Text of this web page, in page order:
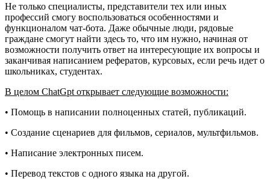
Не только специалисты, представители тех или иных
профессий смогу воспользоваться особенностями и
функционалом чат-бота. Даже обычные люди, рядовые
граждане смогут найти здесь то, что им нужно, начиная от
возможности получить ответ на интересующие их вопросы и
заканчивая написанием рефератов, курсовых, если речь идет о
школьниках, студентах.
В целом ChatGpt открывает следующие возможности:
• Помощь в написании полноценных статей, публикаций.
• Создание сценариев для фильмов, сериалов, мультфильмов.
• Написание электронных писем.
• Перевод текстов с одного языка на другой.